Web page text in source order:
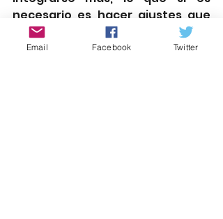
necesario es hacer ajustes que
permitan que futuros
procedimientos sean procesos
Email Facebook Twitter